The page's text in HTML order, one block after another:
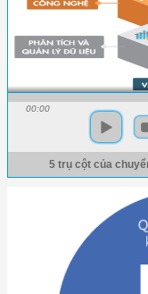
00:00
5 trụ cột của